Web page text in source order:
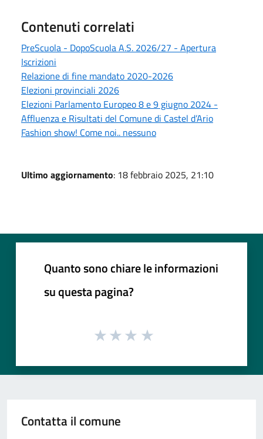
Contenuti correlati
PreScuola - DopoScuola A.S. 2026/27 - Apertura
Iscrizioni
Relazione di fine mandato 2020-2026
Elezioni provinciali 2026
Elezioni Parlamento Europeo 8 e 9 giugno 2024 -
Affluenza e Risultati del Comune di Castel d’Ario
Fashion show! Come noi.. nessuno
Ultimo aggiornamento: 18 febbraio 2025, 21:10
Quanto sono chiare le informazioni
su questa pagina?
Contatta il comune